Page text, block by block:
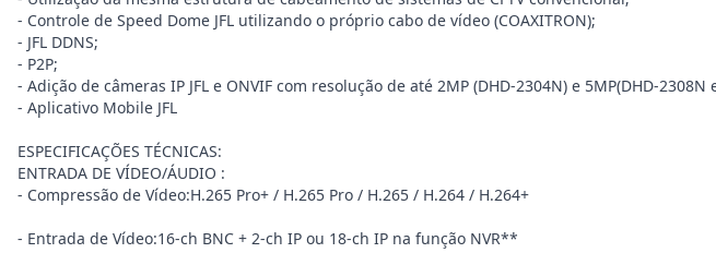
- Controle de Speed Dome JFL utilizando o próprio cabo de vídeo (COAXITRON);
- JFL DDNS;
- P2P;
- Adição de câmeras IP JFL e ONVIF com resolução de até 2MP (DHD-2304N) e 5MP(DHD-2308N
- Aplicativo Mobile JFL
ESPECIFICAÇÕES TÉCNICAS:
ENTRADA DE VÍDEO/ÁUDIO :
- Compressão de Vídeo:H.265 Pro+ / H.265 Pro / H.265 / H.264 / H.264+
- Entrada de Vídeo:16-ch BNC + 2-ch IP ou 18-ch IP na função NVR**